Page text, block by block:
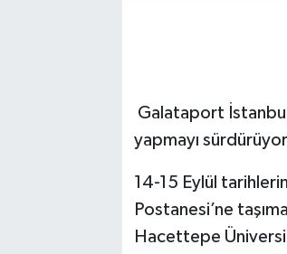
Galataport
yapmayı
14-15 Eylül
Postanesi’ne
Hacettepe